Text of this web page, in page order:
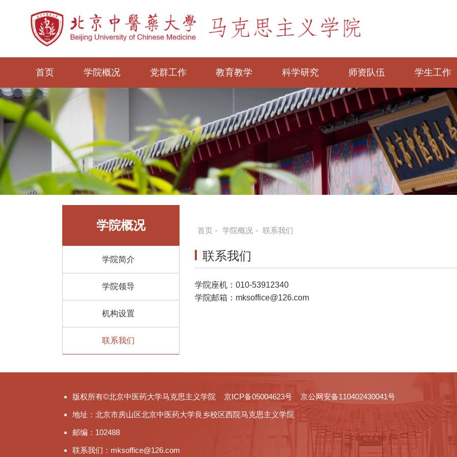
首页 学院概况 党群工作 教育教学 科学研究 师资队伍 学生工作
学院概况
学院简介
学院领导
机构设置
联系我们
首页 - 学院概况 - 联系我们
联系我们
学院座机：010-53912340
学院邮箱：mksoffice@126.com
版权所有©北京中医药大学马克思主义学院 京ICP备05004623号 京公网安备110402430041号
地址：北京市房山区北京中医药大学良乡校区西院马克思主义学院
邮编：102488
联系我们：mksoffice@126.com